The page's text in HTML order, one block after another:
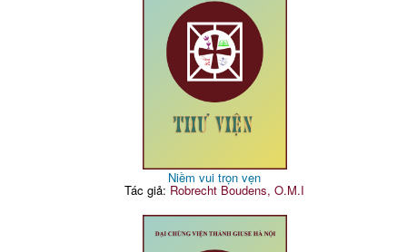
Niềm vui trọn vẹn
Tác giả: Robrecht Boudens, O.M.I